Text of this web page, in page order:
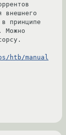
внешнего
принципе
Можно
htb/manual